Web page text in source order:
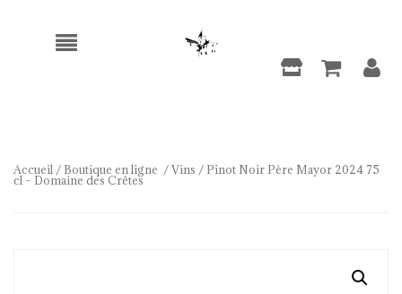
Accueil / Boutique en ligne /Vins / Pinot Noir Père Mayor 2024 75
cl – Domaine des Crêtes